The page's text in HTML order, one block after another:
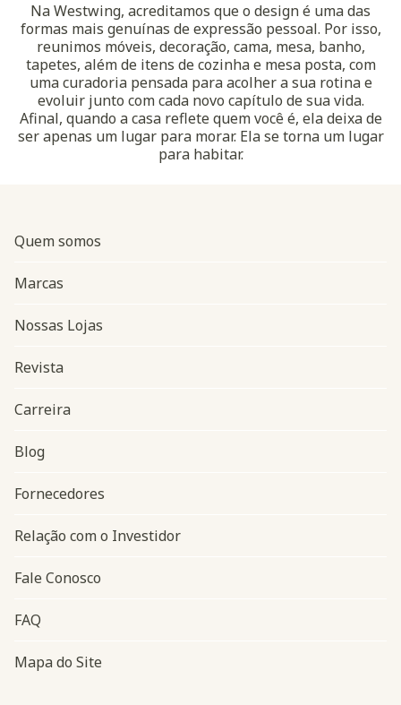
Na Westwing, acreditamos que o design é uma das
formas mais genuínas de expressão pessoal. Por isso,
reunimos móveis, decoração, cama, mesa, banho,
tapetes, além de itens de cozinha e mesa posta, com
uma curadoria pensada para acolher a sua rotina e
evoluir junto com cada novo capítulo de sua vida.
Afinal, quando a casa reflete quem você é, ela deixa de
ser apenas um lugar para morar. Ela se torna um lugar
para habitar.
Navegação do rodapé
Quem somos
Marcas
Nossas Lojas
Revista
Carreira
Blog
Fornecedores
Relação com o Investidor
Fale Conosco
FAQ
Mapa do Site